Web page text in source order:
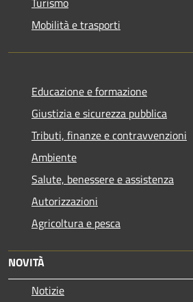
Mobilità e trasporti
Educazione e formazione
Giustizia e sicurezza pubblica
Tributi, finanze e contravvenzioni
Ambiente
Salute, benessere e assistenza
Autorizzazioni
Agricoltura e pesca
NOVITÀ
Notizie